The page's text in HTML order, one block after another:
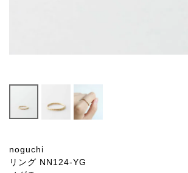
noguchi
リング NN124-YG